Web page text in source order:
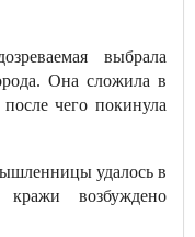
выбрала
Она сложила в
чего покинула
удалось в
возбуждено